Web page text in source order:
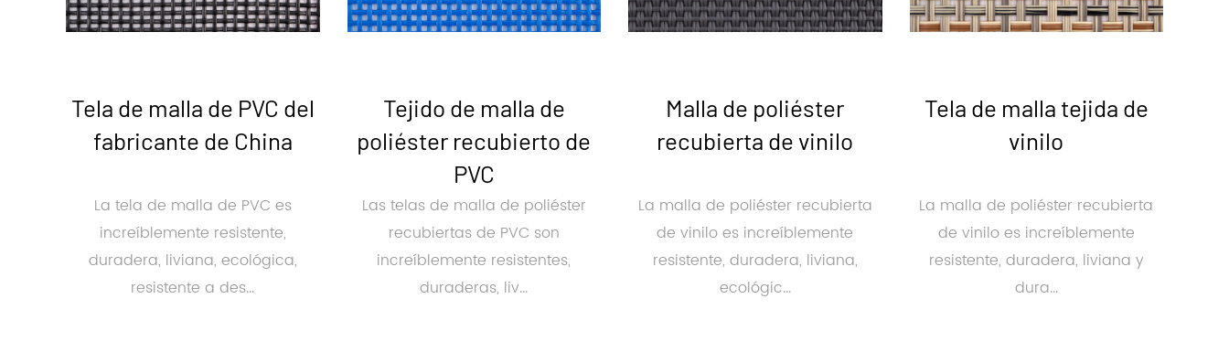
Tela de malla de PVC del
fabricante de China
La tela de malla de PVC es
increíblemente resistente,
duradera, liviana, ecológica,
resistente a des...
Tejido de malla de
poliéster recubierto de
PVC
Las telas de malla de poliéster
recubiertas de PVC son
increíblemente resistentes,
duraderas, liv...
Malla de poliéster
recubierta de vinilo
La malla de poliéster recubierta
de vinilo es increíblemente
resistente, duradera, liviana,
ecológic...
Tela de malla tejida de
vinilo
La malla de poliéster recubierta
de vinilo es increíblemente
resistente, duradera, liviana y
dura...